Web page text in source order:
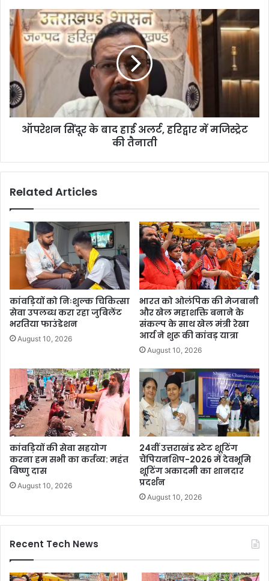
ऑपरेशन सिंदूर के बाद हाई अलर्ट, हरिद्वार में मजिस्ट्रेट
की तैनाती
Related Articles
कांवड़ियों को निःशुल्क चिकित्सा
सेवा उपलब्ध करा रहा जुबिलेंट
भरतिया फाउंडेशन
August 10, 2026
भारत को ओलंपिक की मेजबानी
और खेल महाशक्ति बनाने के
संकल्प के साथ खेल मंत्री रेखा
आर्य ने शुरू की कांवड़ यात्रा
August 10, 2026
कांवड़ियों की सेवा सहयोग
करना हम सभी का कर्तव्य: महंत
बिष्णु दास
August 10, 2026
24वीं उत्तराखंड स्टेट शूटिंग
चैंपियनशिप-2026 में देवभूमि
शूटिंग अकादमी का शानदार
प्रदर्शन
August 10, 2026
Recent Tech News